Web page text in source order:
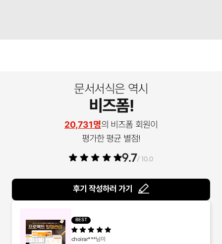
문서서식은 역시
비즈폼!
20,731명의 비즈폼 회원이
평가한 평균 별점!
9.7/ 10.0
후기 작성하러 가기
BEST
choirar***님이